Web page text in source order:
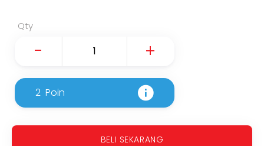
Qty
+
-
2 Poin
BELI SEKARANG